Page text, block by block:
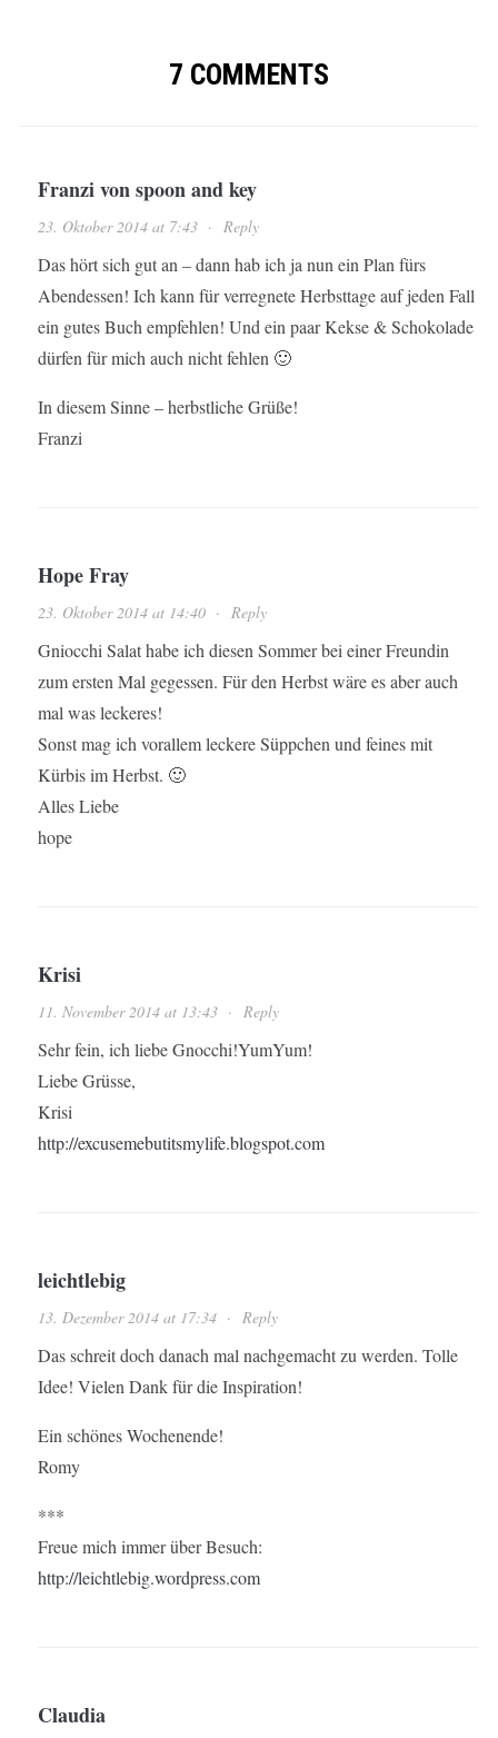
7 COMMENTS
Franzi von spoon and key
23. Oktober 2014 at 7:43· Reply
Das hört sich gut an – dann hab ich ja nun ein Plan fürs
Abendessen! Ich kann für verregnete Herbsttage auf jeden Fall
ein gutes Buch empfehlen! Und ein paar Kekse & Schokolade
dürfen für mich auch nicht fehlen 🙂
In diesem Sinne – herbstliche Grüße!
Franzi
Hope Fray
23. Oktober 2014 at 14:40· Reply
Gniocchi Salat habe ich diesen Sommer bei einer Freundin
zum ersten Mal gegessen. Für den Herbst wäre es aber auch
mal was leckeres!
Sonst mag ich vorallem leckere Süppchen und feines mit
Kürbis im Herbst. 🙂
Alles Liebe
hope
Krisi
11. November 2014 at 13:43· Reply
Sehr fein, ich liebe Gnocchi!YumYum!
Liebe Grüsse,
Krisi
http://excusemebutitsmylife.blogspot.com
leichtlebig
13. Dezember 2014 at 17:34· Reply
Das schreit doch danach mal nachgemacht zu werden. Tolle
Idee! Vielen Dank für die Inspiration!
Ein schönes Wochenende!
Romy
***
Freue mich immer über Besuch:
http://leichtlebig.wordpress.com
Claudia